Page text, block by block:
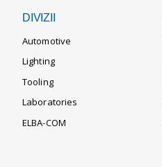
DIVIZII
Automotive
Lighting
Tooling
Laboratories
ELBA-COM